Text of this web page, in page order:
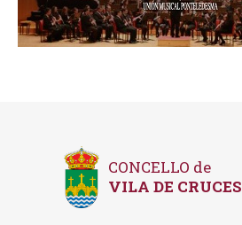
CONCELLO de
VILA DE CRUCES